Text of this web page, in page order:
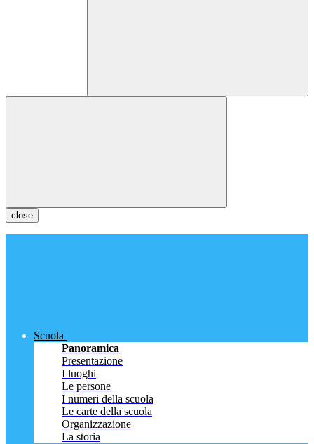
close
Scuola
Panoramica
Presentazione
I luoghi
Le persone
I numeri della scuola
Le carte della scuola
Organizzazione
La storia